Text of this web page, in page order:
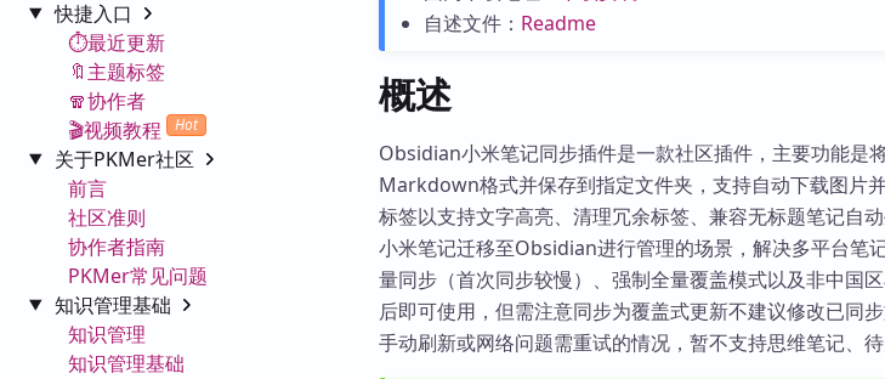
快捷入口
⏱️最近更新
🔖主题标签
🧣协作者
🎬视频教程
Hot
关于PKMer社区
前言
社区准则
协作者指南
PKMer常见问题
知识管理基础
知识管理
知识管理基础
自述文件： Readme
概述
Obsidian小米笔记同步插件是一款社区插件，主要功能是
Markdown格式并保存到指定文件夹，支持自动下载图片
标签以支持文字高亮、清理冗余标签、兼容无标题笔记自
小米笔记迁移至Obsidian进行管理的场景，解决多平台笔
量同步（首次同步较慢）、强制全量覆盖模式以及非中国
后即可使用，但需注意同步为覆盖式更新不建议修改已同
手动刷新或网络问题需重试的情况，暂不支持思维笔记、待